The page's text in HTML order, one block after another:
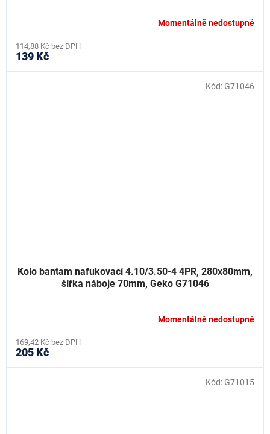
Momentálně nedostupné
114,88 Kč bez DPH
139 Kč
Kolo bantam nafukovací 4.10/3.50-4 4PR, 280x80mm,
šířka náboje 70mm, Geko G71046
Momentálně nedostupné
169,42 Kč bez DPH
205 Kč
Kód: G71046
Kód: G71015